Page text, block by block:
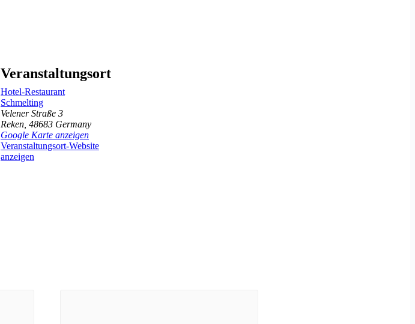
Veranstaltungsort
Hotel-Restaurant
Schmelting
Velener Straße 3
Reken 48683 Germany
Google Karte anzeigen
Veranstaltungsort-Website
anzeigen